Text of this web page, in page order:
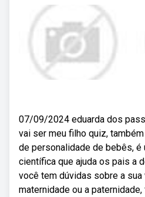
07/09/2024 eduarda dos
vai ser meu filho quiz,
de personalidade de bebês, é
científica que ajuda os pais a
você tem dúvidas sobre a sua
maternidade ou a